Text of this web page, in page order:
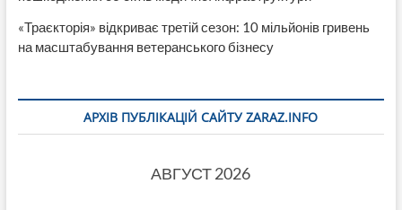
«Траєкторія» відкриває третій сезон: 10 мільйонів гривень
на масштабування ветеранського бізнесу
АРХІВ ПУБЛІКАЦІЙ САЙТУ ZARAZ.INFO
АВГУСТ 2026